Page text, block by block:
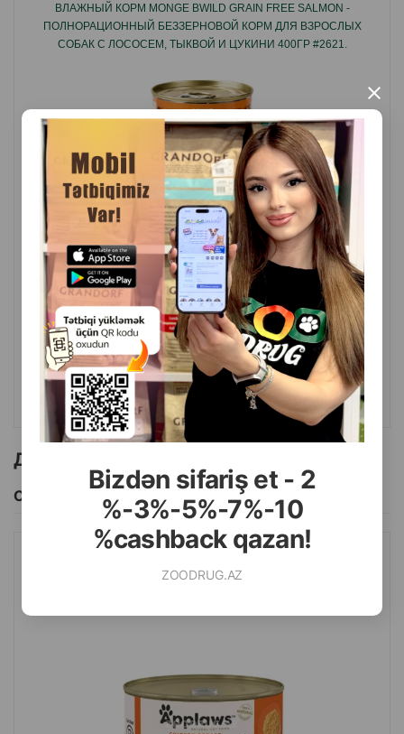
Bizdən sifariş et - 2
%-3%-5%-7%-10
%cashback qazan!
ZOODRUG.AZ
×
А если они не нуждаются в них, то этого не будет в
составе Applaws!
Подходит для щенков от 3 месяцев.
Страна производитель: Таиланд.
ВЛАЖНЫЙ КОРМ MONGE BWILD GRAIN FREE SALMON -
ПОЛНОРАЦИОННЫЙ БЕЗЗЕРНОВОЙ КОРМ ДЛЯ ВЗРОСЛЫХ
СОБАК С ЛОСОСЕМ, ТЫКВОЙ И ЦУКИНИ 400ГР #2621.
( Отзывы)
Масса Цена
Купить
400 гр (банка)
4.80
КУПИТЬ
Другие товоры бренда
Смотреть Все